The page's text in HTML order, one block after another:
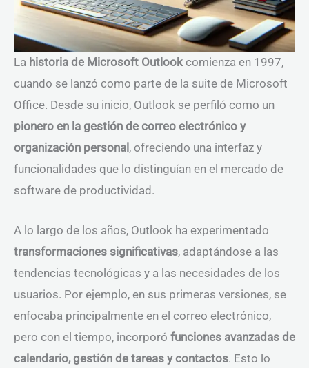
La historia de Microsoft Outlook comienza en 1997,
cuando se lanzó como parte de la suite de Microsoft
Office. Desde su inicio, Outlook se perfiló como un
pionero en la gestión de correo electrónico y
organización personal, ofreciendo una interfaz y
funcionalidades que lo distinguían en el mercado de
software de productividad.
A lo largo de los años, Outlook ha experimentado
transformaciones significativas, adaptándose a las
tendencias tecnológicas y a las necesidades de los
usuarios. Por ejemplo, en sus primeras versiones, se
enfocaba principalmente en el correo electrónico,
pero con el tiempo, incorporó funciones avanzadas de
calendario, gestión de tareas y contactos. Esto lo